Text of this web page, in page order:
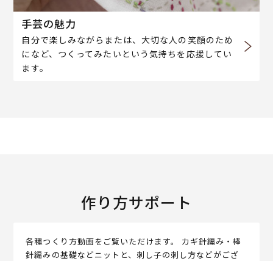
手芸の魅力
自分で楽しみながらまたは、大切な人の笑顔のため
になど、つくってみたいという気持ちを応援してい
ます。
作り方サポート
各種つくり方動画をご覧いただけます。 カギ針編み・棒
針編みの基礎などニットと、刺し子の刺し方などがござ